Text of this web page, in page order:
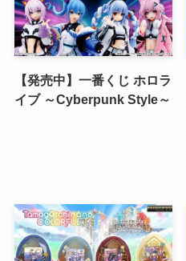
【発売中】一番くじ ホロラ
イブ ～Cyberpunk Style～